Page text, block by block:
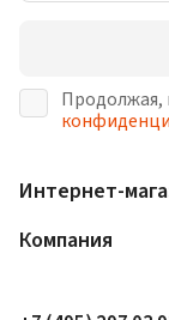
Продолжая,
Интернет-
Компания